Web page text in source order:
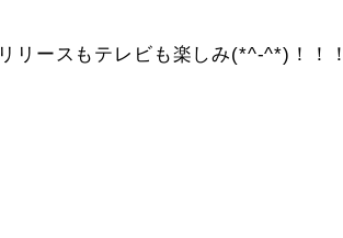
リリースもテレビも楽しみ(*^-^*)！！